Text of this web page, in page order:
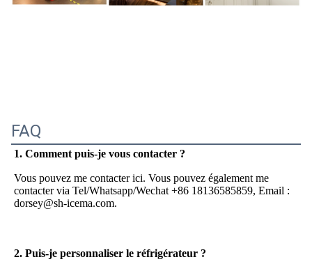
FAQ
1. Comment puis-je vous contacter ?
Vous pouvez me contacter ici. Vous pouvez également me
contacter via Tel/Whatsapp/Wechat +86 18136585859, Email :
dorsey@sh-icema.com.
2. Puis-je personnaliser le réfrigérateur ?